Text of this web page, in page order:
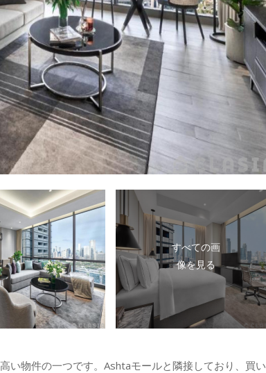
すべての画
像を見る
い物件の一つです。Ashtaモールと隣接しており、買い